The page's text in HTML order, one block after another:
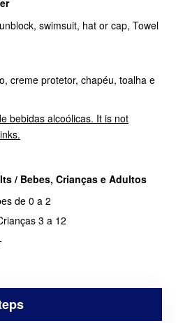
swimsuit, hat or cap, Towel
creme protetor, chapéu, toalha e
bebidas alcoólicas. It is not
/ Bebes, Crianças e Adultos
de 0 a 2
3 a 12